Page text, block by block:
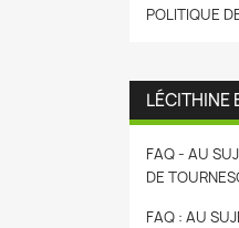
POLITIQUE
LÉCITHINE
FAQ - AU
DE
FAQ : AU